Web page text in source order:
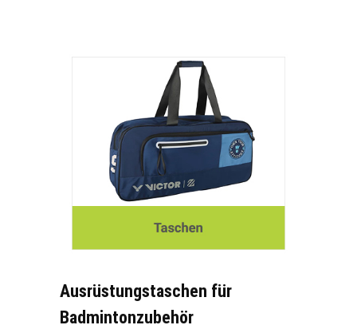
Ausrüstungstaschen für
Badmintonzubehör